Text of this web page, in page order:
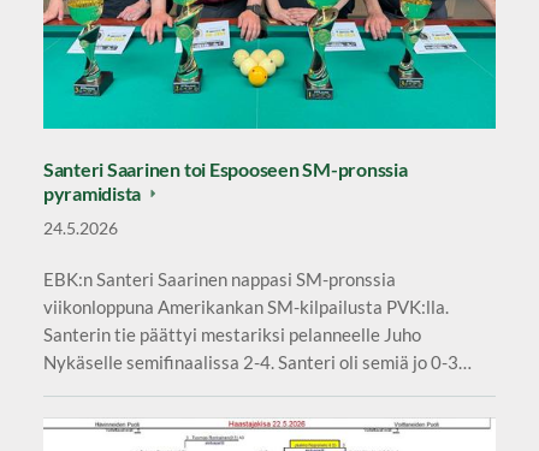
Santeri Saarinen toi Espooseen SM-pronssia
pyramidista
24.5.2026
EBK:n Santeri Saarinen nappasi SM-pronssia
viikonloppuna Amerikankan SM-kilpailusta PVK:lla.
Santerin tie päättyi mestariksi pelanneelle Juho
Nykäselle semifinaalissa 2-4. Santeri oli semiä jo 0-3…